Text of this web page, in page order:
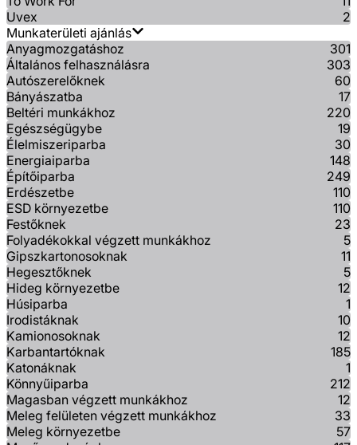
Uvex
2
Munkaterületi ajánlás
Anyagmozgatáshoz
301
Általános felhasználásra
303
Autószerelőknek
60
Bányászatba
17
Beltéri munkákhoz
220
Egészségügybe
19
Élelmiszeriparba
30
Energiaiparba
148
Építőiparba
249
Erdészetbe
110
ESD környezetbe
110
Festőknek
23
Folyadékokkal végzett munkákhoz
5
Gipszkartonosoknak
11
Hegesztőknek
5
Hideg környezetbe
12
Húsiparba
1
Irodistáknak
10
Kamionosoknak
12
Karbantartóknak
185
Katonáknak
1
Könnyűiparba
212
Magasban végzett munkákhoz
12
Meleg felületen végzett munkákhoz
33
Meleg környezetbe
57